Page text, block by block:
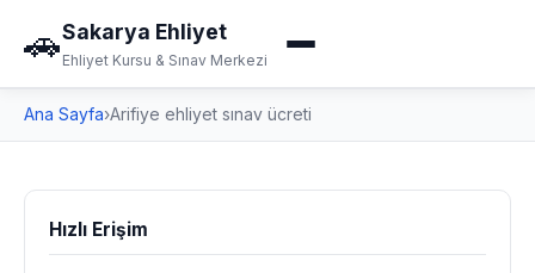
🚗Sakarya Ehliyet
Ehliyet Kursu & Sınav Merkezi
Ana Sayfa›Arifiye ehliyet sınav ücreti
Hızlı Erişim